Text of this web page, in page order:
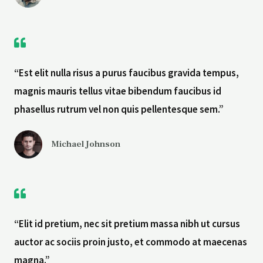
“Est elit nulla risus a purus faucibus gravida tempus,
magnis mauris tellus vitae bibendum faucibus id
phasellus rutrum vel non quis pellentesque sem.”
Michael Johnson
“Elit id pretium, nec sit pretium massa nibh ut cursus
auctor ac sociis proin justo, et commodo at maecenas
magna.”